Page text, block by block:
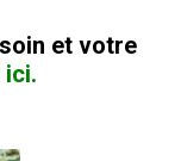
et votre
ici.